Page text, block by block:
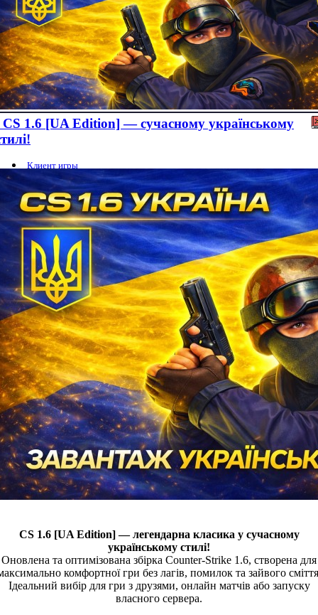
CS 1.6 [UA Edition] — сучасному українському
Клиент игры
CS 1.6 [UA Edition]— легендарна класика у сучасному
українському стилі!
Оновлена та оптимізована збірка Counter-Strike 1.6, створена для
комфортної гри без лагів, помилок та зайвого
Ідеальний вибір для гри з друзями, онлайн матчів або запуску
власного сервера.